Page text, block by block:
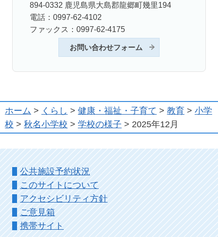
894-0332 鹿児島県大島郡龍郷町幾里194
電話：0997-62-4102
ファックス：0997-62-4175
お問い合わせフォーム
ホーム > くらし > 健康・福祉・子育て > 教育 > 小学
校 > 秋名小学校 > 学校の様子 > 2025年12月
公共施設予約状況
このサイトについて
アクセシビリティ方針
ご意見箱
携帯サイト